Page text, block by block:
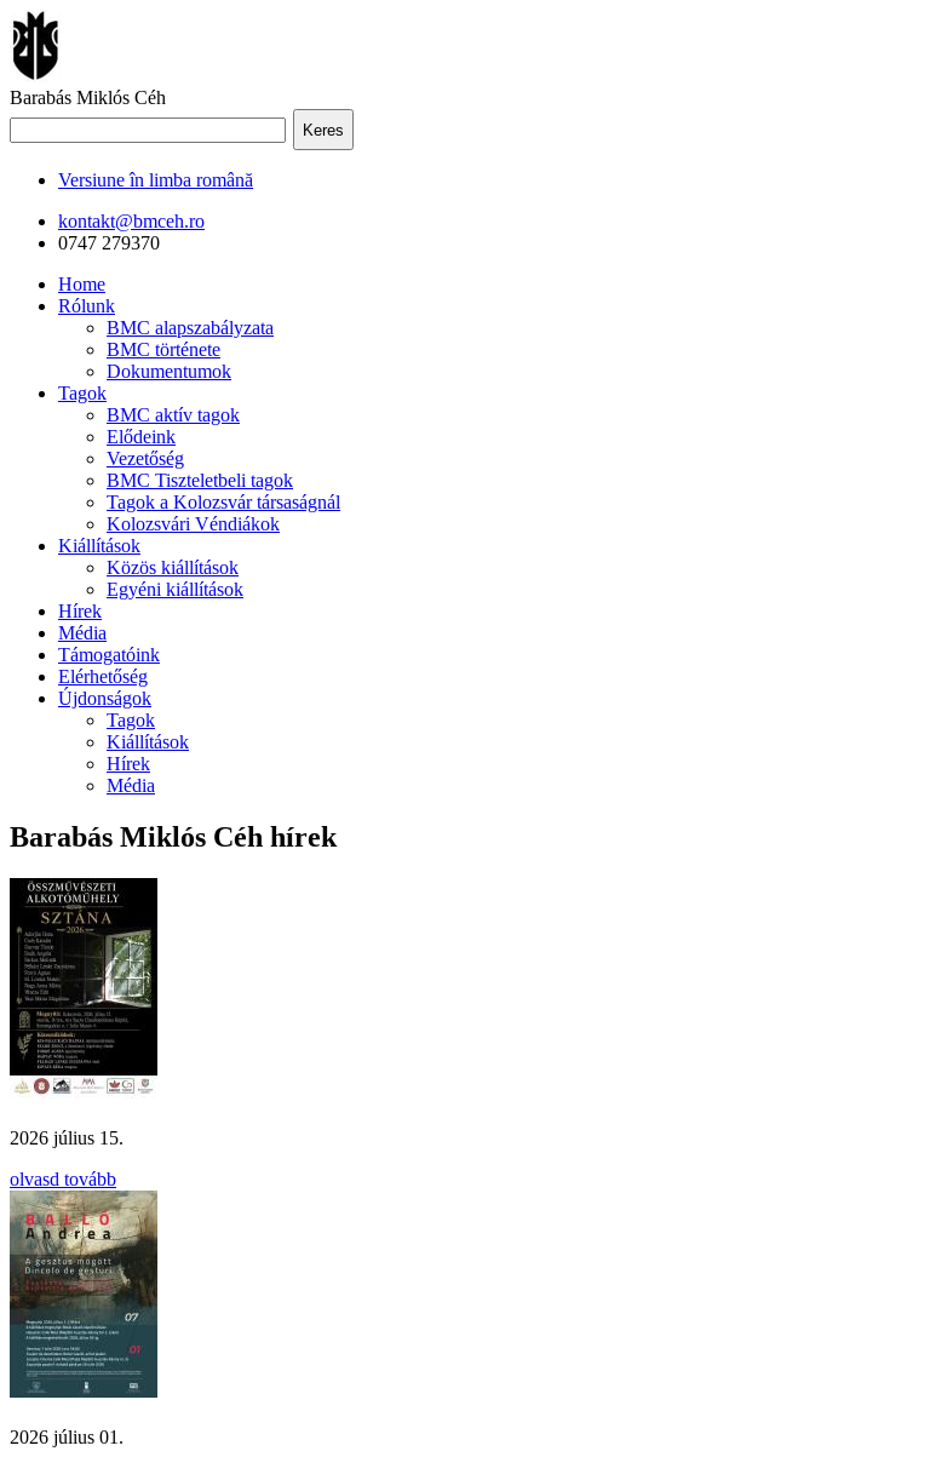
Barabás Miklós Céh
Keres
Versiune în limba română
kontakt@bmceh.ro
0747 279370
Home
Rólunk
BMC alapszabályzata
BMC története
Dokumentumok
Tagok
BMC aktív tagok
Elődeink
Vezetőség
BMC Tiszteletbeli tagok
Tagok a Kolozsvár társaságnál
Kolozsvári Véndiákok
Kiállítások
Közös kiállítások
Egyéni kiállítások
Hírek
Média
Támogatóink
Elérhetőség
Újdonságok
Tagok
Kiállítások
Hírek
Média
Barabás Miklós Céh hírek
2026 július 15.
olvasd tovább
2026 július 01.